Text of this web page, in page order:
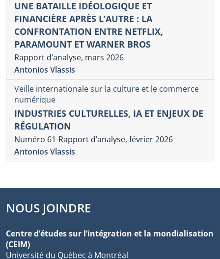
UNE BATAILLE IDÉOLOGIQUE ET
FINANCIÈRE APRÈS L’AUTRE : LA
CONFRONTATION ENTRE NETFLIX,
PARAMOUNT ET WARNER BROS
Rapport d’analyse, mars 2026
Antonios Vlassis
Veille internationale sur la culture et le commerce
numérique
INDUSTRIES CULTURELLES, IA ET ENJEUX DE
RÉGULATION
Numéro 61-Rapport d’analyse, février 2026
Antonios Vlassis
NOUS JOINDRE
Centre d’études sur l’intégration et la mondialisation
(CEIM)
Université du Québec à Montréal